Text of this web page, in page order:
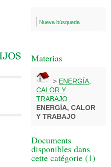
Nueva búsqueda
Materias
> ENERGÍA,
CALOR Y
TRABAJO
ENERGÍA, CALOR
Y TRABAJO
Documents
disponibles dans
cette catégorie (1)